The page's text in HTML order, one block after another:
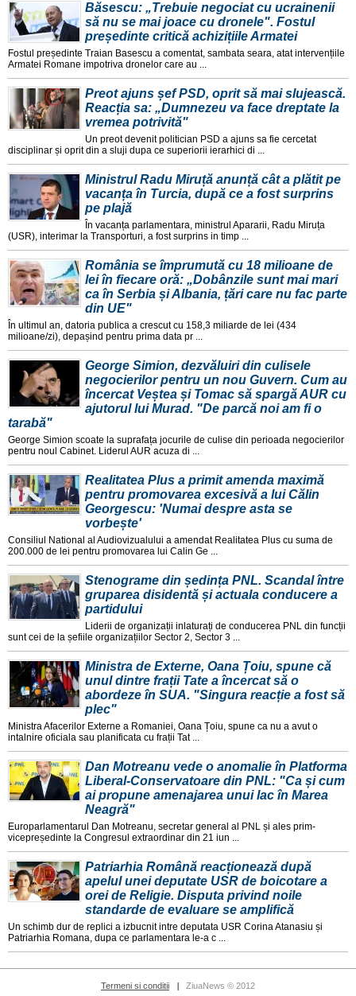
Băsescu: „Trebuie negociat cu ucrainenii
să nu se mai joace cu dronele". Fostul
președinte critică achizițiile Armatei
Fostul președinte Traian Basescu a comentat, sambata seara, atat intervențiile
Armatei Romane impotriva dronelor care au ...
Preot ajuns șef PSD, oprit să mai slujească.
Reacția sa: „Dumnezeu va face dreptate la
vremea potrivită"
Un preot devenit politician PSD a ajuns sa fie cercetat
disciplinar și oprit din a sluji dupa ce superiorii ierarhici di ...
Ministrul Radu Miruță anunță cât a plătit pe
vacanța în Turcia, după ce a fost surprins
pe plajă
În vacanța parlamentara, ministrul Apararii, Radu Miruța
(USR), interimar la Transporturi, a fost surprins in timp ...
România se împrumută cu 18 milioane de
lei în fiecare oră: „Dobânzile sunt mai mari
ca în Serbia și Albania, țări care nu fac parte
din UE"
În ultimul an, datoria publica a crescut cu 158,3 miliarde de lei (434
milioane/zi), depașind pentru prima data pr ...
George Simion, dezvăluiri din culisele
negocierilor pentru un nou Guvern. Cum au
încercat Veștea și Tomac să spargă AUR cu
ajutorul lui Murad. "De parcă noi am fi o
tarabă"
George Simion scoate la suprafața jocurile de culise din perioada negocierilor
pentru noul Cabinet. Liderul AUR acuza di ...
Realitatea Plus a primit amenda maximă
pentru promovarea excesivă a lui Călin
Georgescu: 'Numai despre asta se
vorbește'
Consiliul National al Audiovizualului a amendat Realitatea Plus cu suma de
200.000 de lei pentru promovarea lui Calin Ge ...
Stenograme din ședința PNL. Scandal între
gruparea disidentă și actuala conducere a
partidului
Liderii de organizații inlaturați de conducerea PNL din funcții
sunt cei de la șefiile organizațiilor Sector 2, Sector 3 ...
Ministra de Externe, Oana Țoiu, spune că
unul dintre frații Tate a încercat să o
abordeze în SUA. "Singura reacție a fost să
plec"
Ministra Afacerilor Externe a Romaniei, Oana Țoiu, spune ca nu a avut o
intalnire oficiala sau planificata cu frații Tat ...
Dan Motreanu vede o anomalie în Platforma
Liberal-Conservatoare din PNL: "Ca și cum
ai propune amenajarea unui lac în Marea
Neagră"
Europarlamentarul Dan Motreanu, secretar general al PNL și ales prim-
vicepreședinte la Congresul extraordinar din 21 iun ...
Patriarhia Română reacționează după
apelul unei deputate USR de boicotare a
orei de Religie. Disputa privind noile
standarde de evaluare se amplifică
Un schimb dur de replici a izbucnit intre deputata USR Corina Atanasiu și
Patriarhia Romana, dupa ce parlamentara le-a c ...
Termeni si conditii ZiuaNews © 2012